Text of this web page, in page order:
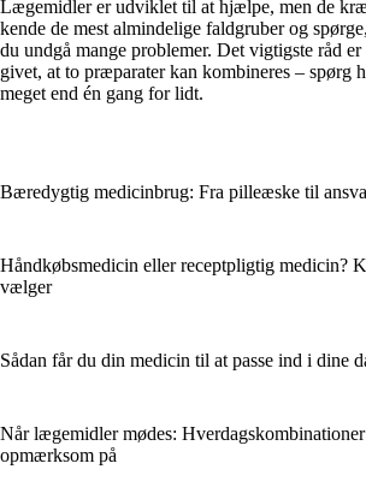
Lægemidler er udviklet til at hjælpe, men de
kende de mest almindelige faldgruber og
du undgå mange problemer. Det vigtigste råd
givet, at to præparater kan kombineres – spørg
meget end én gang for lidt.
Bæredygtig medicinbrug: Fra pilleæske til
Håndkøbsmedicin eller receptpligtig medicin?
vælger
Sådan får du din medicin til at passe ind i dine
Når lægemidler mødes:
opmærksom på